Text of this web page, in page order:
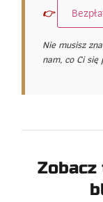
👉
Nie musisz
nam, co Ci